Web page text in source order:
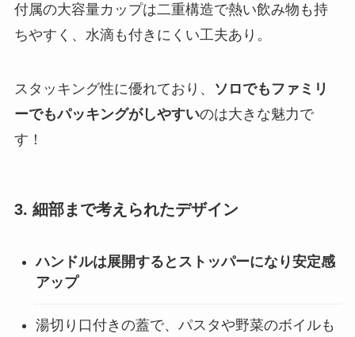
付属の大容量カップは二重構造で熱い飲み物も持
ちやすく、水滴も付きにくい工夫あり。
スタッキング性に優れており、
ソロでもファミリ
ーでもパッキングがしやすいのは大きな魅力で
す！
3. 細部まで考えられたデザイン
ハンドルは展開するとストッパーになり安定感
アップ
湯切り口付きの蓋で、パスタや野菜のボイルも